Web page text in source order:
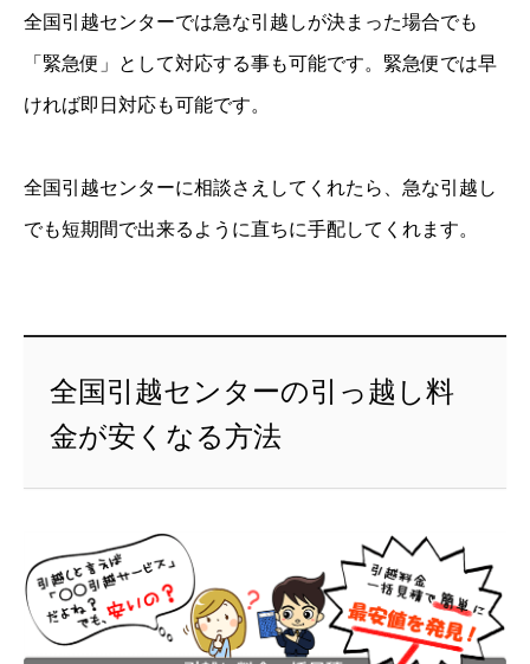
全国引越センターでは急な引越しが決まった場合でも
「緊急便」として対応する事も可能です。緊急便では早
ければ即日対応も可能です。
全国引越センターに相談さえしてくれたら、急な引越し
でも短期間で出来るように直ちに手配してくれます。
全国引越センターの引っ越し料
金が安くなる方法